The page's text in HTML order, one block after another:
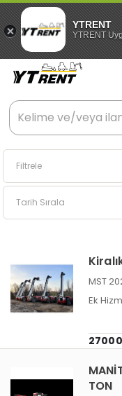
YTRENT
YTRENT
MST
Ek
TON